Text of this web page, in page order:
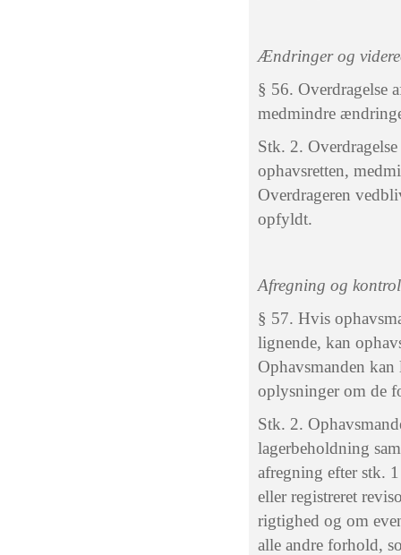
Ændringer og
§ 56. Overdragelse
medmindre
Stk. 2.
ophavsretten,
Overdrageren
opfyldt.
Afregning og kontrol
§ 57. Hvis
lignende, kan
Ophavsmanden
oplysninger om de
Stk. 2.
lagerbeholdning
afregning efter stk.
eller registreret
rigtighed og om
alle andre forhold,